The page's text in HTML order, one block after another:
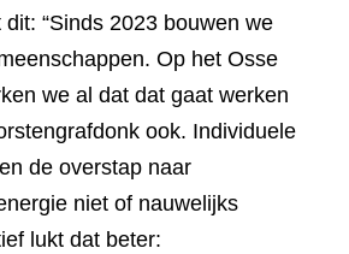
“Sinds 2023 bouwen we
Op het Osse
we al dat dat gaat werken
ook. Individuele
de overstap naar
niet of nauwelijks
lukt dat beter: